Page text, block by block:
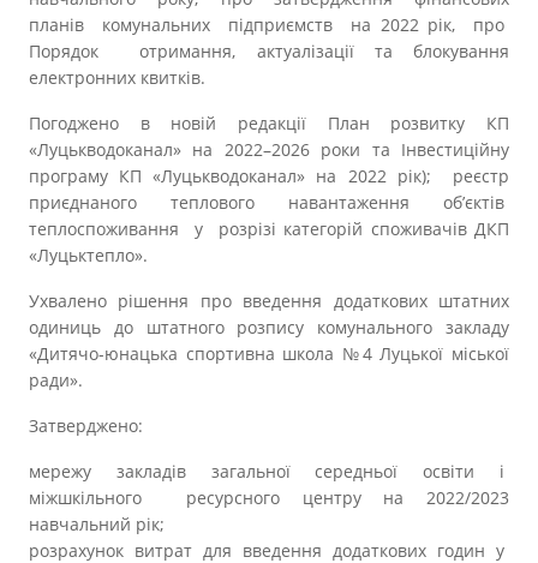
планів комунальних підприємств на 2022 рік, про
Порядок отримання, актуалізації та блокування
електронних квитків.
Погоджено в новій редакції План розвитку КП
«Луцькводоканал» на 2022–2026 роки та Інвестиційну
програму КП «Луцькводоканал» на 2022 рік); реєстр
приєднаного теплового навантаження об’єктів
теплоспоживання у розрізі категорій споживачів ДКП
«Луцьктепло».
Ухвалено рішення про введення додаткових штатних
одиниць до штатного розпису комунального закладу
«Дитячо-юнацька спортивна школа №4 Луцької міської
ради».
Затверджено:
мережу закладів загальної середньої освіти і
міжшкільного ресурсного центру на 2022/2023
навчальний рік;
розрахунок витрат для введення додаткових годин у